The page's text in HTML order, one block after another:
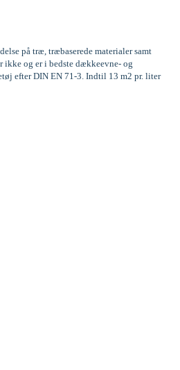
på træ, træbaserede materialer samt
ikke og er i bedste dækkeevne- og
efter DIN EN 71-3. Indtil 13 m2 pr. liter